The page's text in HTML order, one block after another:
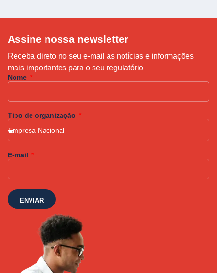
Assine nossa newsletter
Receba direto no seu e-mail as notícias e informações
mais importantes para o seu regulatório
Nome
Tipo de organização
E-mail
ENVIAR